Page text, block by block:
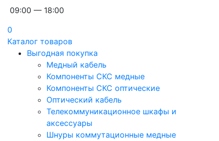
09:00 — 18:00
0
Каталог товаров
Выгодная покупка
Медный кабель
Компоненты СКС медные
Компоненты СКС оптические
Оптический кабель
Телекоммуникационное шкафы и
аксессуары
Шнуры коммутационные медные